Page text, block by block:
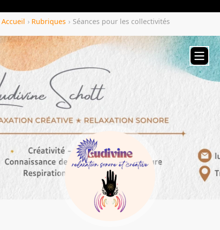
Accueil › Rubriques › Séances pour les collectivités